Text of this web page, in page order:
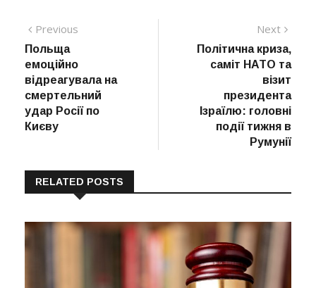
Навігація
записів
Previous
Польща
емоційно
відреагувала на
смертельний
удар Росії по
Києву
Next
Політична криза,
саміт НАТО та
візит
президента
Ізраїлю: головні
події тижня в
Румунії
RELATED POSTS